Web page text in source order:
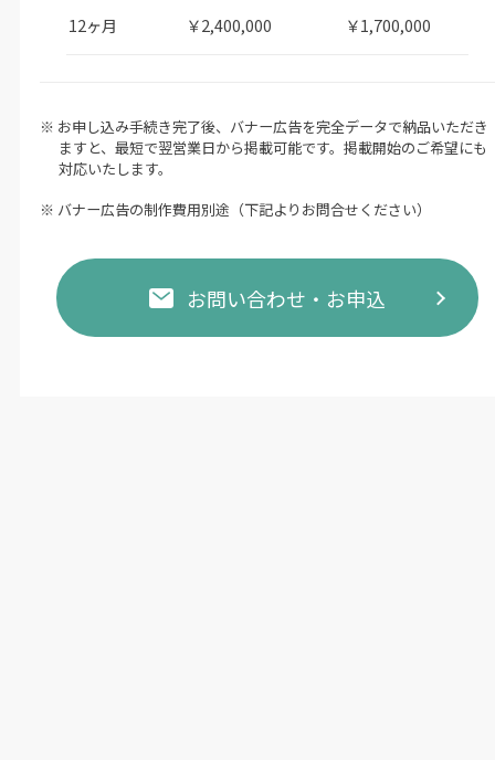
12ヶ月 ￥2,400,000 ￥1,700,000
※ お申し込み手続き完了後、バナー広告を完全データで納品いただき
ますと、最短で翌営業日から掲載可能です。掲載開始のご希望にも
対応いたします。
※ バナー広告の制作費用別途（下記よりお問合せください）
お問い合わせ・お申込